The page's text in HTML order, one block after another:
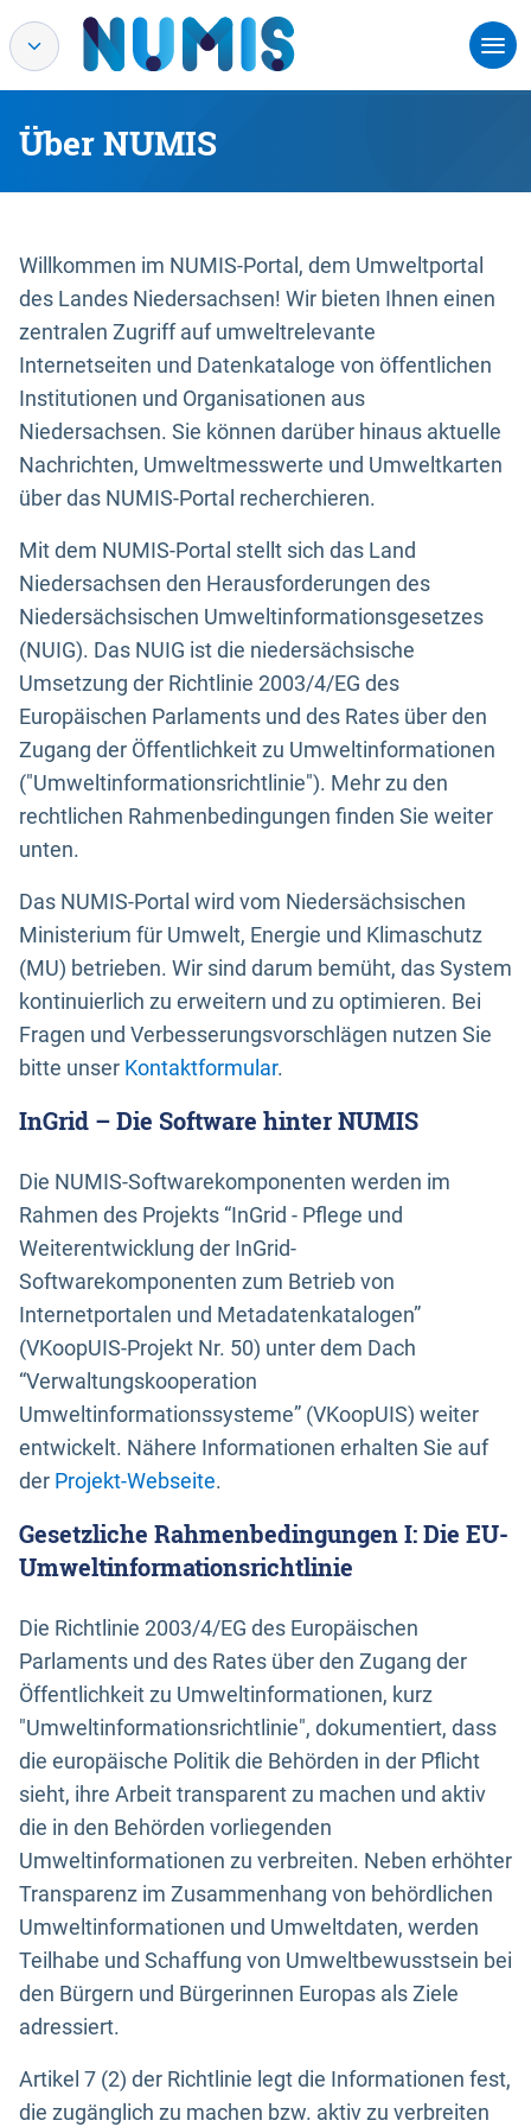
Über NUMIS
Willkommen im NUMIS-Portal, dem Umweltportal
des Landes Niedersachsen! Wir bieten Ihnen einen
zentralen Zugriff auf umweltrelevante
Internetseiten und Datenkataloge von öffentlichen
Institutionen und Organisationen aus
Niedersachsen. Sie können darüber hinaus aktuelle
Nachrichten, Umweltmesswerte und Umweltkarten
über das NUMIS-Portal recherchieren.
Mit dem NUMIS-Portal stellt sich das Land
Niedersachsen den Herausforderungen des
Niedersächsischen Umweltinformationsgesetzes
(NUIG). Das NUIG ist die niedersächsische
Umsetzung der Richtlinie 2003/4/EG des
Europäischen Parlaments und des Rates über den
Zugang der Öffentlichkeit zu Umweltinformationen
("Umweltinformationsrichtlinie"). Mehr zu den
rechtlichen Rahmenbedingungen finden Sie weiter
unten.
Das NUMIS-Portal wird vom Niedersächsischen
Ministerium für Umwelt, Energie und Klimaschutz
(MU) betrieben. Wir sind darum bemüht, das System
kontinuierlich zu erweitern und zu optimieren. Bei
Fragen und Verbesserungsvorschlägen nutzen Sie
bitte unser Kontaktformular.
InGrid – Die Software hinter NUMIS
Die NUMIS-Softwarekomponenten werden im
Rahmen des Projekts “InGrid - Pflege und
Weiterentwicklung der InGrid-
Softwarekomponenten zum Betrieb von
Internetportalen und Metadatenkatalogen”
(VKoopUIS-Projekt Nr. 50) unter dem Dach
“Verwaltungskooperation
Umweltinformationssysteme” (VKoopUIS) weiter
entwickelt. Nähere Informationen erhalten Sie auf
der Projekt-Webseite.
Gesetzliche Rahmenbedingungen I: Die EU-
Umweltinformationsrichtlinie
Die Richtlinie 2003/4/EG des Europäischen
Parlaments und des Rates über den Zugang der
Öffentlichkeit zu Umweltinformationen, kurz
"Umweltinformationsrichtlinie", dokumentiert, dass
die europäische Politik die Behörden in der Pflicht
sieht, ihre Arbeit transparent zu machen und aktiv
die in den Behörden vorliegenden
Umweltinformationen zu verbreiten. Neben erhöhter
Transparenz im Zusammenhang von behördlichen
Umweltinformationen und Umweltdaten, werden
Teilhabe und Schaffung von Umweltbewusstsein bei
den Bürgern und Bürgerinnen Europas als Ziele
adressiert.
Artikel 7 (2) der Richtlinie legt die Informationen fest,
die zugänglich zu machen bzw. aktiv zu verbreiten